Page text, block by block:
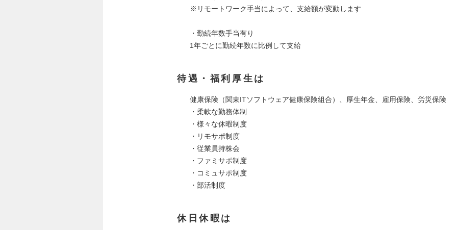
※リモートワーク手当によって、支給額が変動します
・勤続年数手当有り
1年ごとに勤続年数に比例して支給
待遇・福利厚生は
健康保険（関東ITソフトウェア健康保険組合）、厚生年金、雇用保険、労災保険
・柔軟な勤務体制
・様々な休暇制度
・リモサポ制度
・従業員持株会
・ファミサポ制度
・コミュサポ制度
・部活制度
休日休暇は